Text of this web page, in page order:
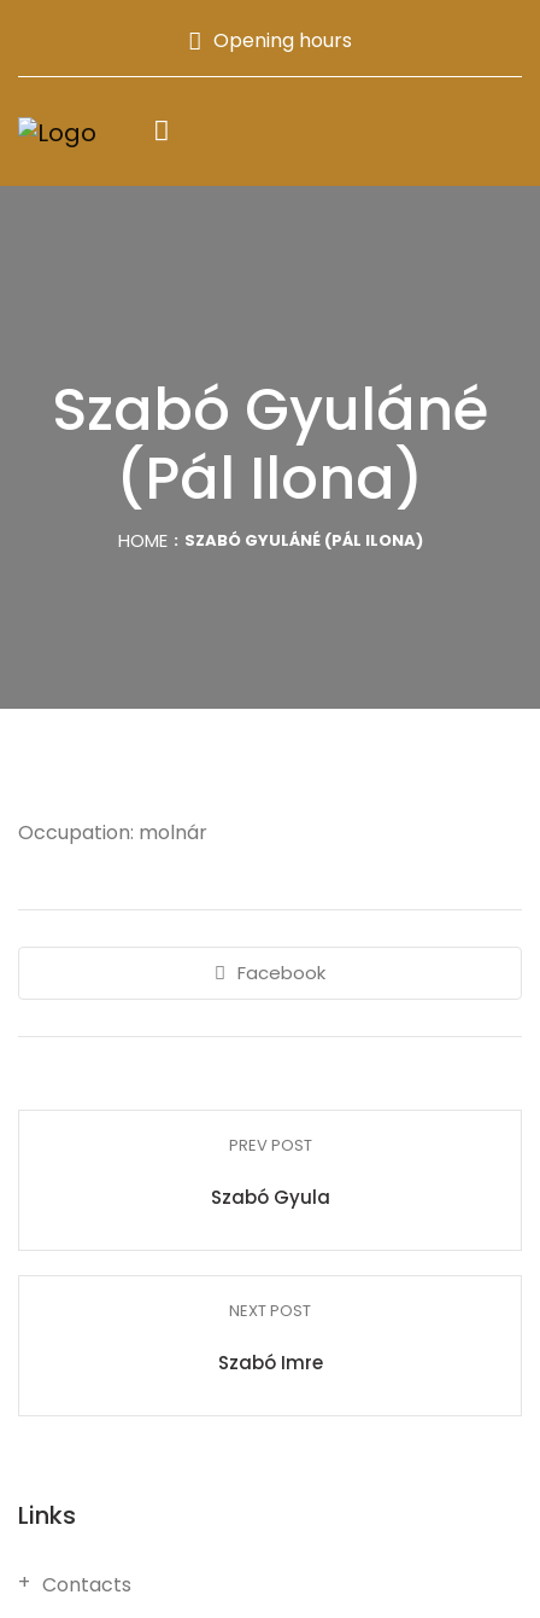
Opening hours
Szabó Gyuláné
(Pál Ilona)
HOME SZABÓ GYULÁNÉ (PÁL ILONA)
Occupation: molnár
Facebook
PREV POST
Szabó Gyula
NEXT POST
Szabó Imre
Links
Contacts